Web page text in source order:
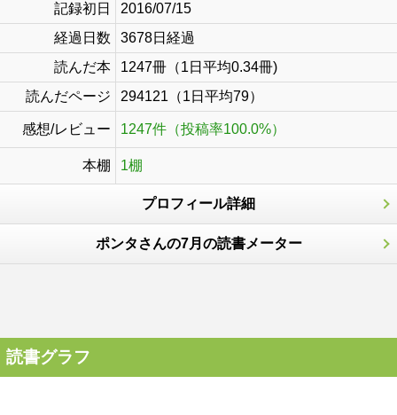
記録初日
2016/07/15
経過日数
3678日経過
読んだ本
1247冊（1日平均0.34冊)
読んだページ
294121（1日平均79）
感想/レビュー 1247件（投稿率100.0%）
本棚 1棚
プロフィール詳細
ポンタさんの7月の読書メーター
読書グラフ